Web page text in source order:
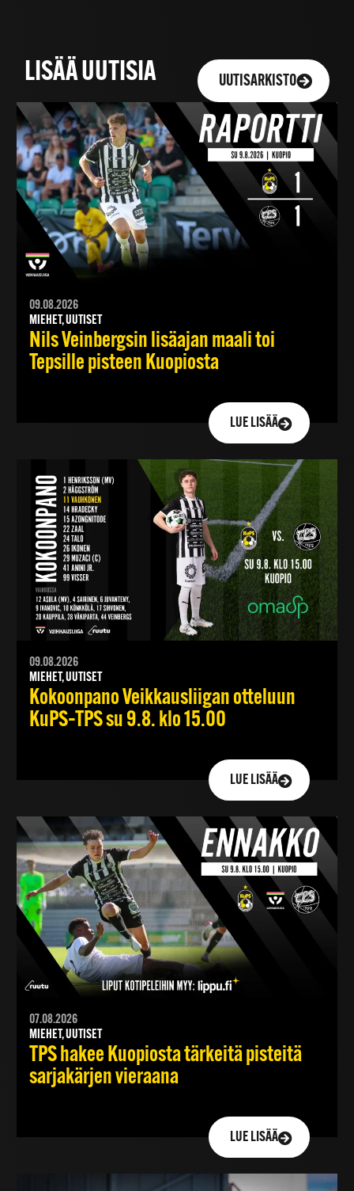
LISÄÄ UUTISIA UUTISARKISTO
09.08.2026
MIEHET, UUTISET
Nils Veinbergsin lisäajan maali toi
Tepsille pisteen Kuopiosta
LUE LISÄÄ
09.08.2026
MIEHET, UUTISET
Kokoonpano Veikkausliigan otteluun
KuPS–TPS su 9.8. klo 15.00
LUE LISÄÄ
07.08.2026
MIEHET, UUTISET
TPS hakee Kuopiosta tärkeitä pisteitä
sarjakärjen vieraana
LUE LISÄÄ